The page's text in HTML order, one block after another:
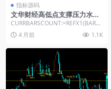
指标源码
文华财经高低点支撑压力水平
画线指标公式
CURRBARSCOUNT:=REFX1(BARP
OS,9999)-BARPOS...
4 月前 1.1K